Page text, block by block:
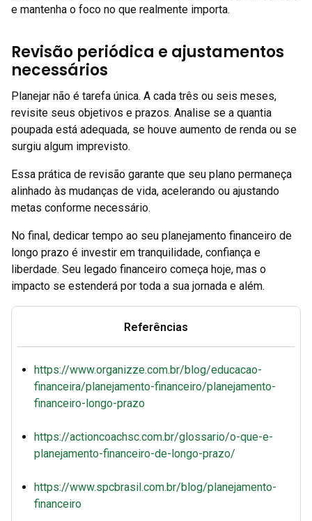
e mantenha o foco no que realmente importa.
Revisão periódica e ajustamentos
necessários
Planejar não é tarefa única. A cada três ou seis meses,
revisite seus objetivos e prazos. Analise se a quantia
poupada está adequada, se houve aumento de renda ou se
surgiu algum imprevisto.
Essa prática de revisão garante que seu plano permaneça
alinhado às mudanças de vida, acelerando ou ajustando
metas conforme necessário.
No final, dedicar tempo ao seu planejamento financeiro de
longo prazo é investir em tranquilidade, confiança e
liberdade. Seu legado financeiro começa hoje, mas o
impacto se estenderá por toda a sua jornada e além.
Referências
https://www.organizze.com.br/blog/educacao-
financeira/planejamento-financeiro/planejamento-
financeiro-longo-prazo
https://actioncoachsc.com.br/glossario/o-que-e-
planejamento-financeiro-de-longo-prazo/
https://www.spcbrasil.com.br/blog/planejamento-
financeiro